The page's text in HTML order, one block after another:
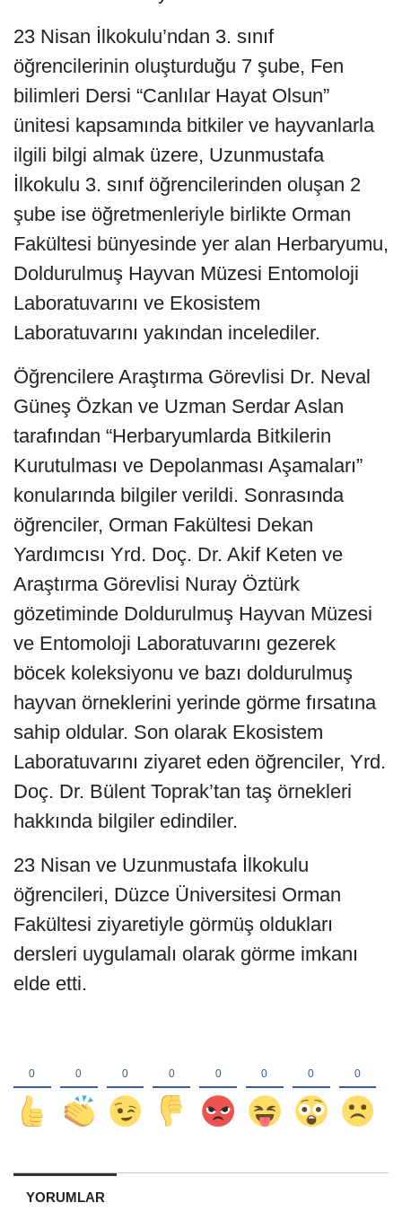
23 Nisan İlkokulu’ndan 3. sınıf
öğrencilerinin oluşturduğu 7 şube, Fen
bilimleri Dersi “Canlılar Hayat Olsun”
ünitesi kapsamında bitkiler ve hayvanlarla
ilgili bilgi almak üzere, Uzunmustafa
İlkokulu 3. sınıf öğrencilerinden oluşan 2
şube ise öğretmenleriyle birlikte Orman
Fakültesi bünyesinde yer alan Herbaryumu,
Doldurulmuş Hayvan Müzesi Entomoloji
Laboratuvarını ve Ekosistem
Laboratuvarını yakından incelediler.
Öğrencilere Araştırma Görevlisi Dr. Neval
Güneş Özkan ve Uzman Serdar Aslan
tarafından “Herbaryumlarda Bitkilerin
Kurutulması ve Depolanması Aşamaları”
konularında bilgiler verildi. Sonrasında
öğrenciler, Orman Fakültesi Dekan
Yardımcısı Yrd. Doç. Dr. Akif Keten ve
Araştırma Görevlisi Nuray Öztürk
gözetiminde Doldurulmuş Hayvan Müzesi
ve Entomoloji Laboratuvarını gezerek
böcek koleksiyonu ve bazı doldurulmuş
hayvan örneklerini yerinde görme fırsatına
sahip oldular. Son olarak Ekosistem
Laboratuvarını ziyaret eden öğrenciler, Yrd.
Doç. Dr. Bülent Toprak’tan taş örnekleri
hakkında bilgiler edindiler.
23 Nisan ve Uzunmustafa İlkokulu
öğrencileri, Düzce Üniversitesi Orman
Fakültesi ziyaretiyle görmüş oldukları
dersleri uygulamalı olarak görme imkanı
elde etti.
YORUMLAR